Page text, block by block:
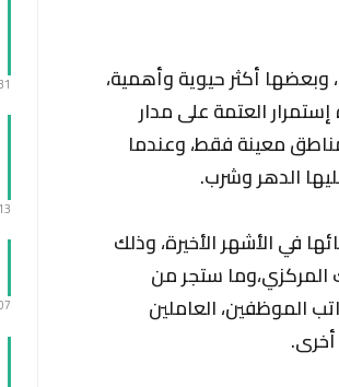
أكثر حيوية وأهمية،
العتمة على مدار
مناطق معينة فقط، وعندما
الدهر وشرب.
في الأشهر الأخيرة، وذلك
المركزي،وما ستجر من
الموظفين، العاملين